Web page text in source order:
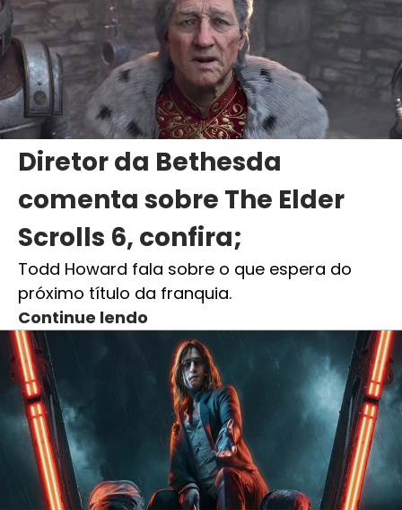
Diretor da Bethesda
comenta sobre The Elder
Scrolls 6, confira;
Todd Howard fala sobre o que espera do
próximo título da franquia.
Continue lendo